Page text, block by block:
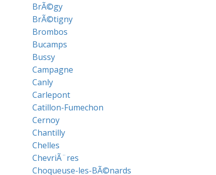
BrÃ©gy
BrÃ©tigny
Brombos
Bucamps
Bussy
Campagne
Canly
Carlepont
Catillon-Fumechon
Cernoy
Chantilly
Chelles
ChevriÃ¨res
Choqueuse-les-BÃ©nards